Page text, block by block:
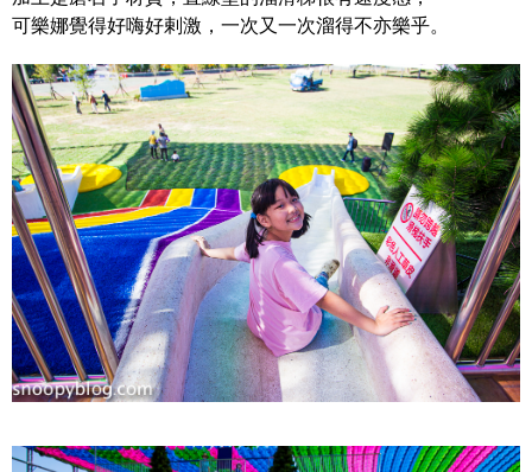
可樂娜覺得好嗨好剌激，一次又一次溜得不亦樂乎。